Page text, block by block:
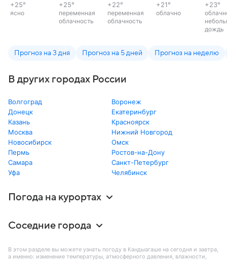
+25°
ясно
+25°
переменная
облачность
+22°
переменная
облачность
+21°
облачно
+23°
дождь
Прогноз на 3 дня Прогноз на 5 дней Прогноз на неделю
В других городах России
Волгоград
Воронеж
Донецк
Екатеринбург
Казань
Красноярск
Москва
Нижний Новгород
Новосибирск
Омск
Пермь
Ростов-на-Дону
Самара
Санкт-Петербург
Уфа
Челябинск
Погода на курортах
Соседние города
В этом разделе вы можете узнать погоду в Кандыагаше на сегодня и завтра,
а именно: изменение температуры, атмосферного давления, влажности,